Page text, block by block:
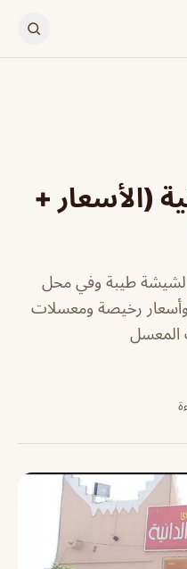
(الأسعار +
الشيشة طيبة وفي محل
وأسعار رخيصة ومعسلات
المعسل